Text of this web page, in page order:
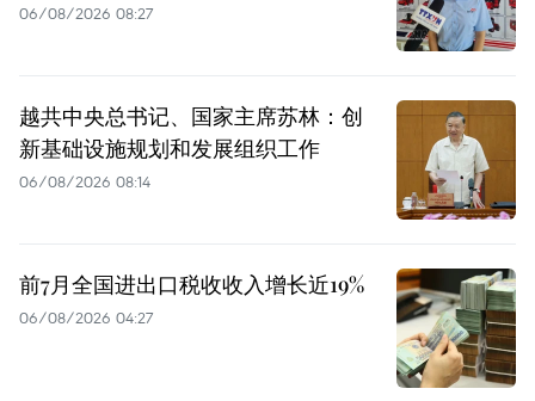
06/08/2026 08:27
越共中央总书记、国家主席苏林：创
新基础设施规划和发展组织工作
06/08/2026 08:14
前7月全国进出口税收收入增长近19%
06/08/2026 04:27